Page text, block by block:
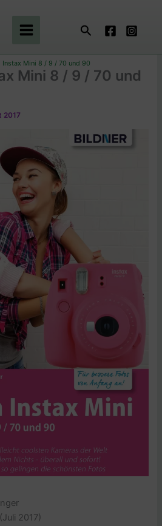
Suchen
Instax Mini 8 / 9 / 70 und 90
Mini 8 / 9 / 70 und
2017
2017)